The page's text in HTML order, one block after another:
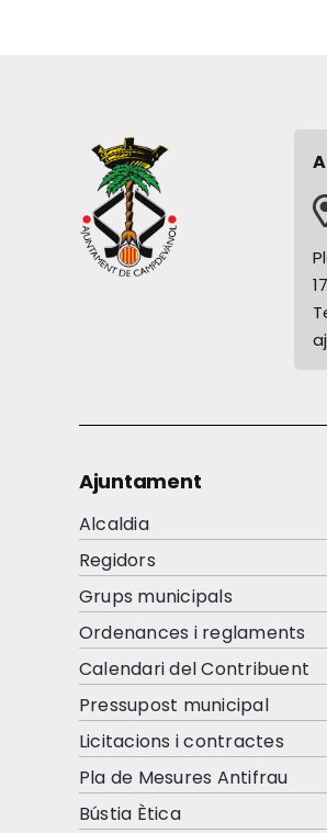
Ajuntament
Alcaldia
Regidors
Grups municipals
Ordenances i reglaments
Calendari del Contribuent
Pressupost municipal
Licitacions i contractes
Pla de Mesures Antifrau
Bústia Ètica